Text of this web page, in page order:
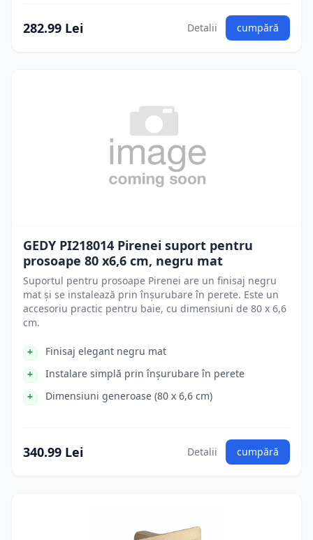
282.99 Lei Detalii cumpără
GEDY PI218014 Pirenei suport pentru
prosoape 80 x6,6 cm, negru mat
Suportul pentru prosoape Pirenei are un finisaj negru
mat și se instalează prin înșurubare în perete. Este un
accesoriu practic pentru baie, cu dimensiuni de 80 x 6,6
cm.
Finisaj elegant negru mat
Instalare simplă prin înșurubare în perete
Dimensiuni generoase (80 x 6,6 cm)
340.99 Lei Detalii cumpără